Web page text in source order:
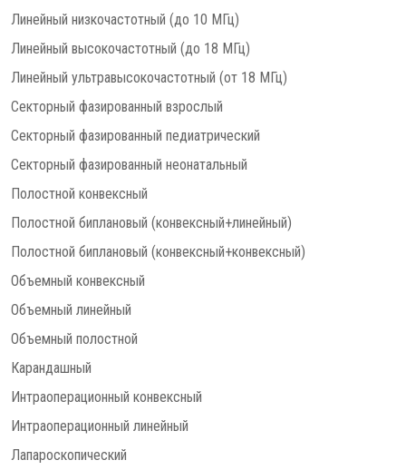
Линейный низкочастотный (до 10 МГц)
Линейный высокочастотный (до 18 МГц)
Линейный ультравысокочастотный (от 18 МГц)
Секторный фазированный взрослый
Секторный фазированный педиатрический
Секторный фазированный неонатальный
Полостной конвексный
Полостной биплановый (конвексный+линейный)
Полостной биплановый (конвексный+конвексный)
Объемный конвексный
Объемный линейный
Объемный полостной
Карандашный
Интраоперационный конвексный
Интраоперационный линейный
Лапароскопический